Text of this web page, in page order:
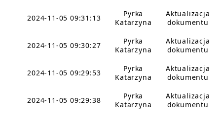
2024-11-05 09:31:13
Pyrka
Katarzyna
Aktualizacja
dokumentu
2024-11-05 09:30:27
Pyrka
Katarzyna
Aktualizacja
dokumentu
2024-11-05 09:29:53
Pyrka
Katarzyna
Aktualizacja
dokumentu
2024-11-05 09:29:38
Pyrka
Katarzyna
Aktualizacja
dokumentu